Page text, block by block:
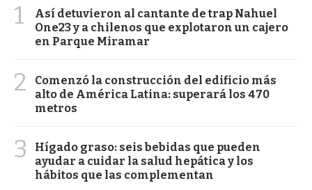
1
Así detuvieron al cantante de trap Nahuel
One23 y a chilenos que explotaron un cajero
en Parque Miramar
2
Comenzó la construcción del edificio más
alto de América Latina: superará los 470
metros
3
Hígado graso: seis bebidas que pueden
ayudar a cuidar la salud hepática y los
hábitos que las complementan